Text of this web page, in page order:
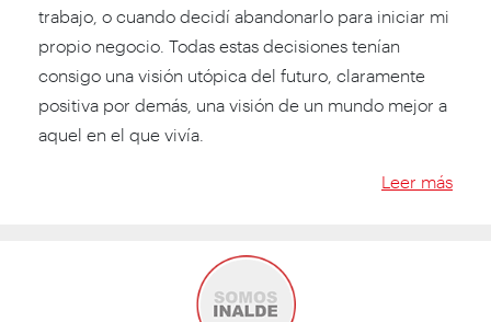
trabajo, o cuando decidí abandonarlo para iniciar mi
propio negocio. Todas estas decisiones tenían
consigo una visión utópica del futuro, claramente
positiva por demás, una visión de un mundo mejor a
aquel en el que vivía.
Leer más